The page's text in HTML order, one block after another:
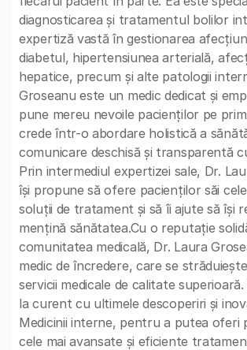
diagnosticarea și tratamentul bolilor
expertiză vastă în gestionarea
diabetul, hipertensiunea arterială,
hepatice, precum și alte patologii
Groseanu este un medic dedicat și
pune mereu nevoile pacienților pe
crede într-o abordare holistică a
comunicare deschisă și transparentă
Prin intermediul expertizei sale, Dr.
își propune să ofere pacienților săi
soluții de tratament și să îi ajute să își
mențină sănătatea.Cu o reputație
comunitatea medicală, Dr. Laura
medic de încredere, care se
servicii medicale de calitate
la curent cu ultimele descoperiri și
Medicinii interne, pentru a putea oferi
cele mai avansate și eficiente